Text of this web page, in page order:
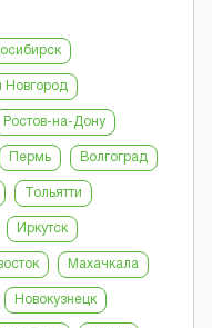
Новгород
Ростов-на-Дону
Пермь Волгоград
Тольятти
Иркутск
Махачкала
Новокузнецк